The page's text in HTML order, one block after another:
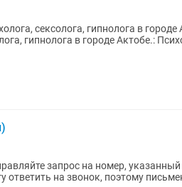
сексолога, гипнолога в городе
гипнолога в городе Актобе.:
запрос на номер,
ответить на звонок, поэтому